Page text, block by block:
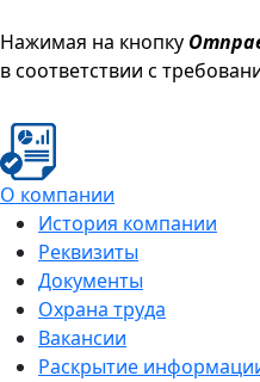
Нажимая на кнопку
в соответствии с
О компании
История компании
Реквизиты
Документы
Охрана труда
Вакансии
Раскрытие